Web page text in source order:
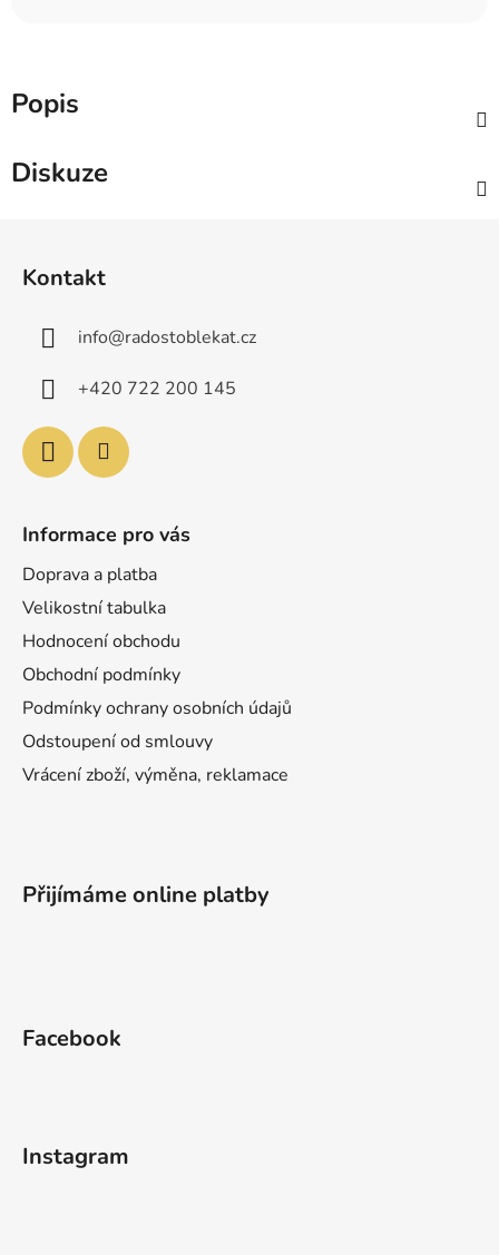
Popis
Diskuze
Kontakt
info@radostoblekat.cz
+420 722 200 145
Informace pro vás
Doprava a platba
Velikostní tabulka
Hodnocení obchodu
Obchodní podmínky
Podmínky ochrany osobních údajů
Odstoupení od smlouvy
Vrácení zboží, výměna, reklamace
Přijímáme online platby
Facebook
Instagram